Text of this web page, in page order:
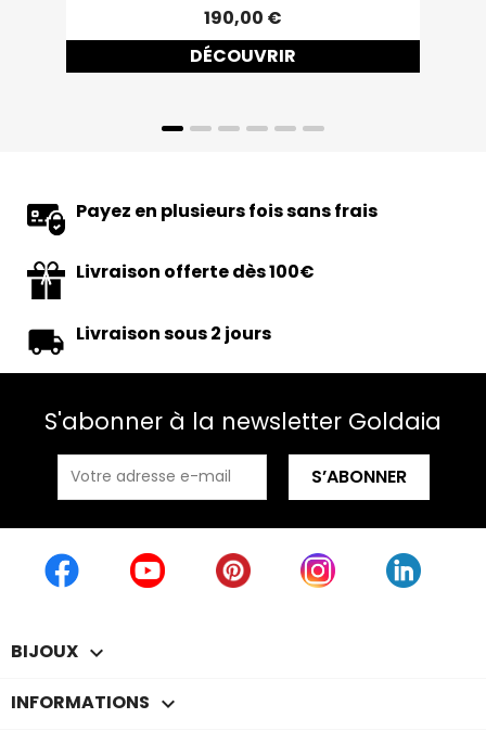
190,00 €
DÉCOUVRIR
Payez en plusieurs fois sans frais
Livraison offerte dès 100€
Livraison sous 2 jours
S'abonner à la newsletter Goldaia
BIJOUX 
INFORMATIONS 